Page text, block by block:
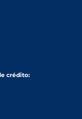
crédito: